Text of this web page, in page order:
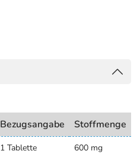
Bezugsangabe Stoffmenge
1 Tablette
600 mg